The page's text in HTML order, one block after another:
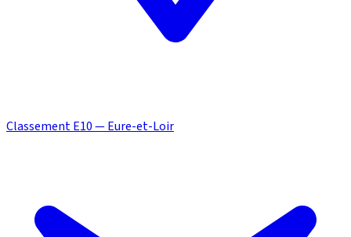
Classement E10 — Eure-et-Loir